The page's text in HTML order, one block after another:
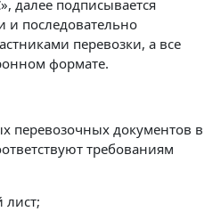
далее подписывается
и последовательно
перевозки, а все
формате.
перевозочных документов в
требованиям
лист;